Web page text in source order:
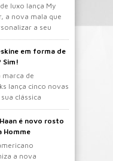
luxo lança My
a nova mala que
a seu
em forma de
Sim!
marca de
lança cinco novas
clássica
é novo rosto
Homme
a nova